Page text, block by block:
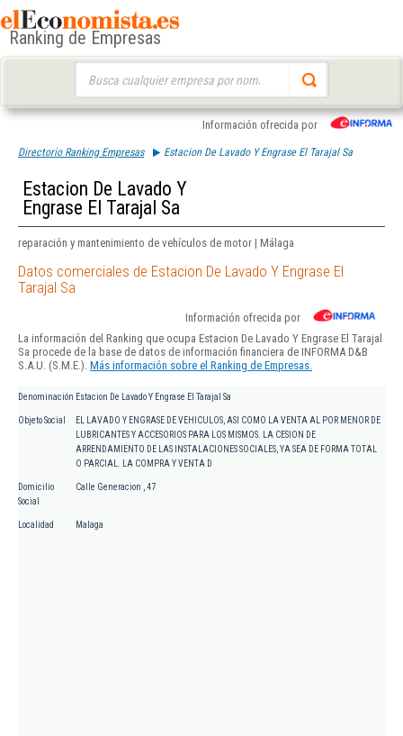
Ranking de Empresas
Información ofrecida por
Directorio Ranking Empresas Estacion De Lavado Y Engrase El Tarajal Sa
Estacion De Lavado Y
Engrase El Tarajal Sa
reparación y mantenimiento de vehículos de motor | Málaga
Datos comerciales de Estacion De Lavado Y Engrase El
Tarajal Sa
Información ofrecida por
La información del Ranking que ocupa Estacion De Lavado Y Engrase El Tarajal
Sa procede de la base de datos de información financiera de INFORMA D&B
S.A.U. (S.M.E.). Más información sobre el Ranking de Empresas.
Denominación Estacion De Lavado Y Engrase El Tarajal Sa
Objeto Social
EL LAVADO Y ENGRASE DE VEHICULOS, ASI COMO LA VENTA AL POR MENOR DE
LUBRICANTES Y ACCESORIOS PARA LOS MISMOS. LA CESION DE
ARRENDAMIENTO DE LAS INSTALACIONES SOCIALES, YA SEA DE FORMA TOTAL
O PARCIAL. LA COMPRA Y VENTA D
Domicilio
Social
Calle Generacion , 47
Localidad Malaga